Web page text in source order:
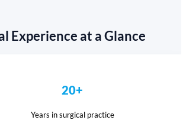
Experience at a Glance
20+
Years in surgical practice